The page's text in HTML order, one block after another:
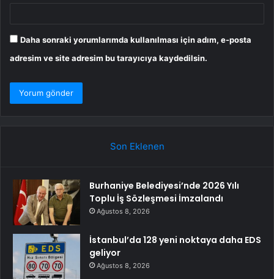
Daha sonraki yorumlarımda kullanılması için adım, e-posta
adresim ve site adresim bu tarayıcıya kaydedilsin.
Son Eklenen
Burhaniye Belediyesi’nde 2026 Yılı
Toplu İş Sözleşmesi İmzalandı
Ağustos 8, 2026
İstanbul’da 128 yeni noktaya daha EDS
geliyor
Ağustos 8, 2026